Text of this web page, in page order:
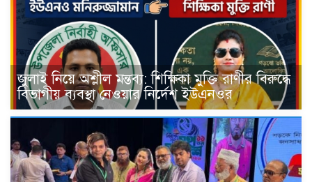
জুলাই নিয়ে অশ্লীল মন্তব্য: শিক্ষিকা মুক্তি রাণীর বিরুদ্ধে
বিভাগীয় ব্যবস্থা নেওয়ার নির্দেশ ইউএনওর